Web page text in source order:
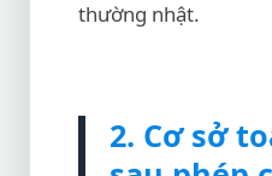
thường nhật.
2. Cơ sở